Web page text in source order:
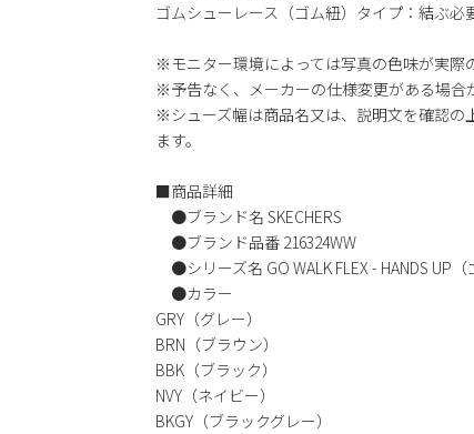
ゴムシューレース（ゴム紐）タイプ：結ぶ必
※モニター環境によっては写真の色味が実際
※予告なく、メーカーの仕様変更がある場合
※シューズ幅は商品名又は、説明文を確認の
ます。
■商品詳細
●ブランド名 SKECHERS
●ブランド品番 216324WW
●シリーズ名 GO WALK FLEX - HANDS UP
●カラー
GRY（グレー）
BRN（ブラウン）
BBK（ブラック）
NVY（ネイビー）
BKGY（ブラックグレー）